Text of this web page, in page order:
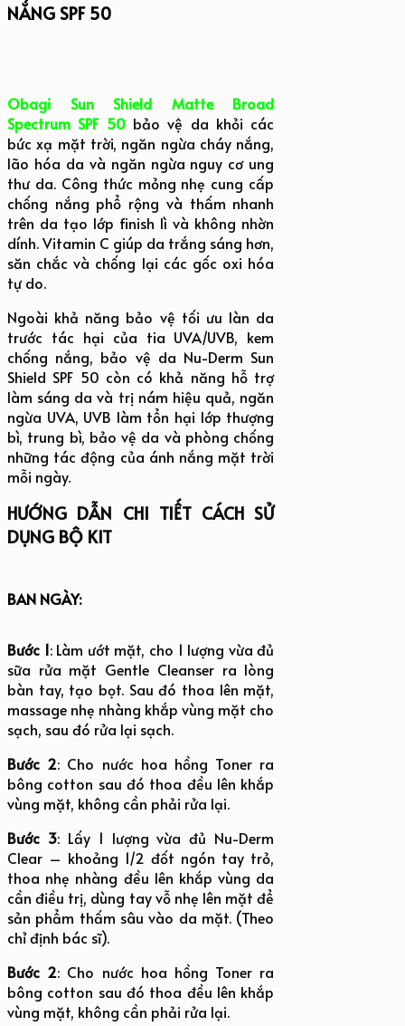
NẮNG SPF 50
Obagi Sun Shield Matte Broad
Spectrum SPF 50bảo vệ da khỏi các
bức xạ mặt trời, ngăn ngừa cháy nắng,
lão hóa da và ngăn ngừa nguy cơ ung
thư da. Công thức mỏng nhẹ cung cấp
chống nắng phổ rộng và thấm nhanh
trên da tạo lớp finish lì và không nhờn
dính. Vitamin C giúp da trắng sáng hơn,
săn chắc và chống lại các gốc oxi hóa
tự do.
Ngoài khả năng bảo vệ tối ưu làn da
trước tác hại của tia UVA/UVB, kem
chống nắng, bảo vệ da Nu-Derm Sun
Shield SPF 50 còn có khả năng hỗ trợ
làm sáng da và trị nám hiệu quả, ngăn
ngừa UVA, UVB làm tổn hại lớp thượng
bì, trung bì, bảo vệ da và phòng chống
những tác động của ánh nắng mặt trời
mỗi ngày.
HƯỚNG DẪN CHI TIẾT CÁCH SỬ
DỤNG BỘ KIT
BAN NGÀY:
Bước 1: Làm ướt mặt, cho 1 lượng vừa đủ
sữa rửa mặt Gentle Cleanser ra lòng
bàn tay, tạo bọt. Sau đó thoa lên mặt,
massage nhẹ nhàng khắp vùng mặt cho
sạch, sau đó rửa lại sạch.
Bước 2: Cho nước hoa hồng Toner ra
bông cotton sau đó thoa đều lên khắp
vùng mặt, không cần phải rửa lại.
Bước 3: Lấy 1 lượng vừa đủ Nu-Derm
Clear – khoảng 1/2 đốt ngón tay trỏ,
thoa nhẹ nhàng đều lên khắp vùng da
cần điều trị, dùng tay vỗ nhẹ lên mặt để
sản phẩm thấm sâu vào da mặt. (Theo
chỉ định bác sĩ).
Bước 2: Cho nước hoa hồng Toner ra
bông cotton sau đó thoa đều lên khắp
vùng mặt, không cần phải rửa lại.